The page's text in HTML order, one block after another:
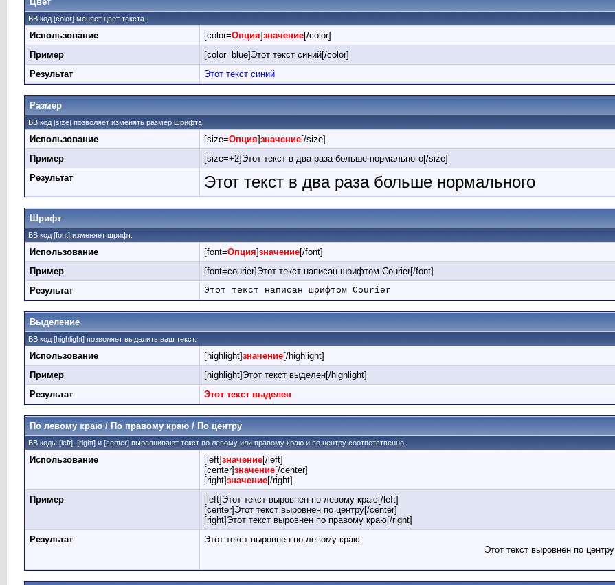
BB код [color] меняет цвет текста.
Использование [color=Опция]значение[/color]
Пример
[color=blue]Этот текст синий[/color]
Результат
Этот текст синий
Размер
BB код [size] позволяет изменять размер шрифта.
Использование [size=Опция]значение[/size]
Пример
[size=+2]Этот текст в два раза больше нормального[/size]
Результат
Этот текст в два раза больше нормального
Шрифт
BB код [font] изменяет шрифт.
Использование [font=Опция]значение[/font]
Пример
[font=courier]Этот текст написан шрифтом Courier[/font]
Результат
Этот текст написан шрифтом Courier
Выделение
BB код [highlight] позволяет выделить ваш текст.
Использование [highlight]значение[/highlight]
Пример
[highlight]Этот текст выделен[/highlight]
Результат
Этот текст выделен
По левому краю / По правому краю / По центру
BB коды [left], [right] и [center] выравнивают текст по левому или правому краю и по центру соответственно.
Использование [left]значение[/left]
[center]значение[/center]
[right]значение[/right]
Пример
[left]Этот текст выровнен по левому краю[/left]
[center]Этот текст выровнен по центру[/center]
[right]Этот текст выровнен по правому краю[/right]
Результат
Этот текст выровнен по левому краю
Этот текст выровнен по центру